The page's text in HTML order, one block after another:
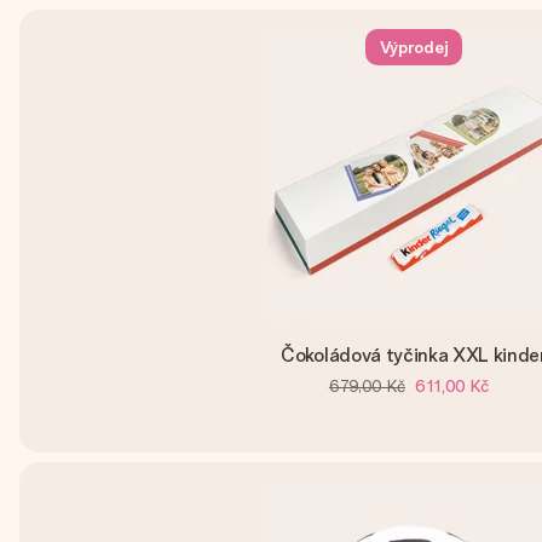
Výprodej
Čokoládová tyčinka XXL
679,00 Kč 611,00 Kč